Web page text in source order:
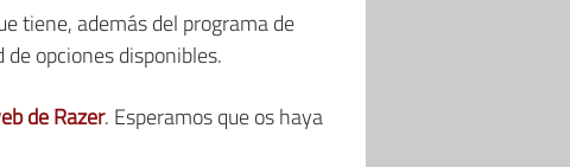
tiene, además del programa de
opciones disponibles.
de Razer. Esperamos que os haya